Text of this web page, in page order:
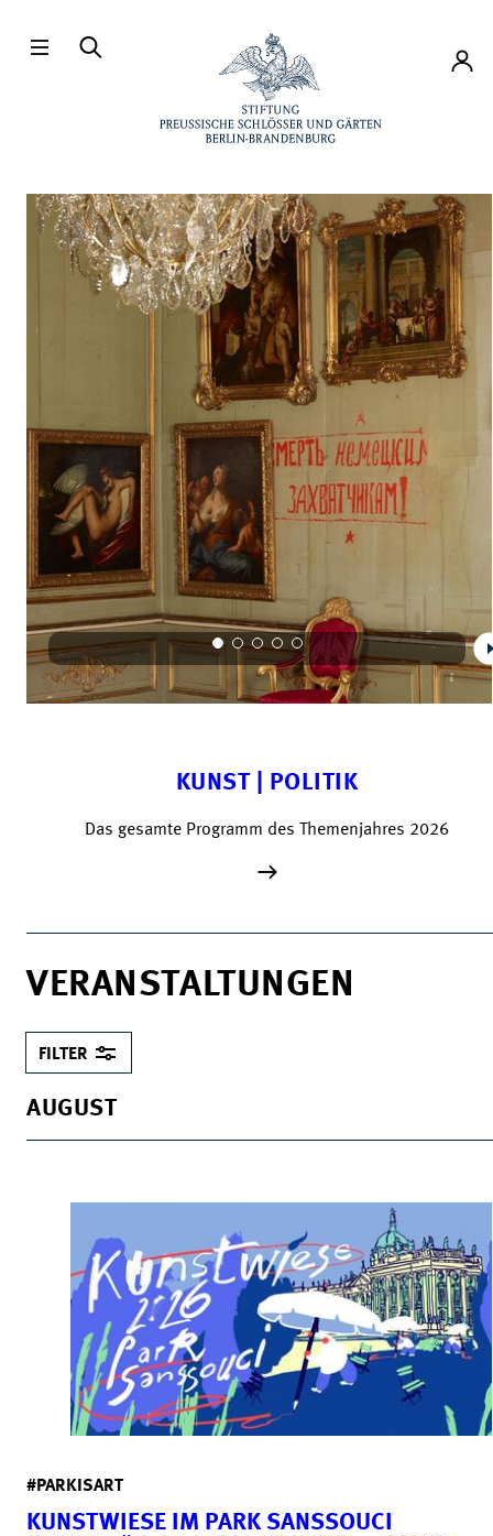
Konto
KUNST | POLITIK
Das gesamte Programm des Themenjahres 2026
VERANSTALTUNGEN
FILTER
AUGUST
#PARKISART
KUNSTWIESE IM PARK SANSSOUCI